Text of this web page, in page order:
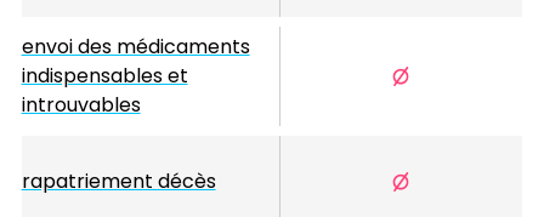
envoi des médicaments
indispensables et
introuvables
rapatriement décès